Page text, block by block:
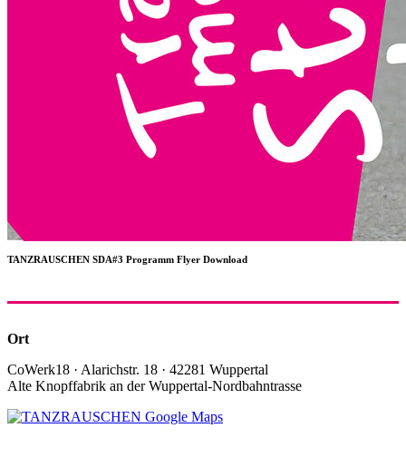
TANZRAUSCHEN SDA#3 Programm Flyer Download
Ort
CoWerk18 · Alarichstr. 18 · 42281 Wuppertal
Alte Knopffabrik an der Wuppertal-Nordbahntrasse